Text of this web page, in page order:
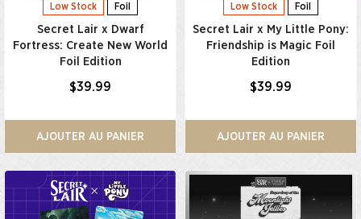
Low Stock Foil
Secret Lair x Dwarf
Fortress: Create New World
Foil Edition
$39.99
AJOUTER AU PANIER
Low Stock Foil
Secret Lair x My Little Pony:
Friendship is Magic Foil
Edition
$39.99
AJOUTER AU PANIER